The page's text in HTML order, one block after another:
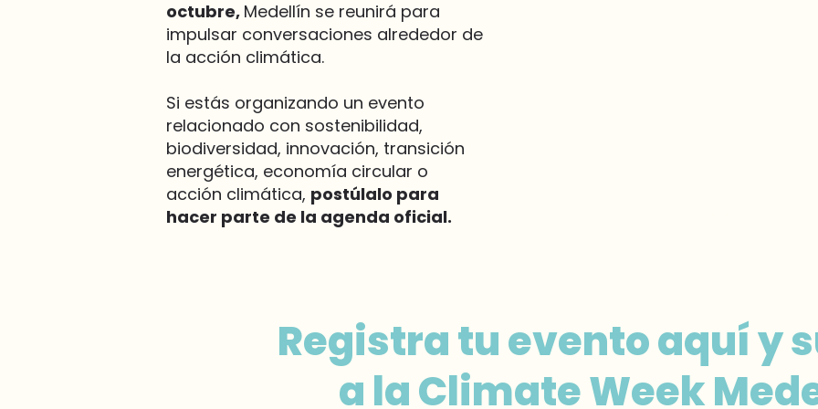
octubre, Medellín se reunirá para
impulsar conversaciones alrededor de
la acción climática.
Si estás organizando un evento
relacionado con sostenibilidad,
biodiversidad, innovación, transición
energética, economía circular o
acción climática, postúlalo para
hacer parte de la agenda oficial.
Registra tu evento aquí y
a la Climate Week